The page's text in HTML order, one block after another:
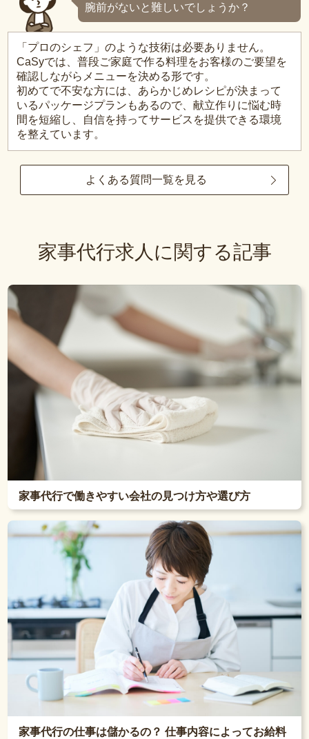
腕前がないと難しいでしょうか？
「プロのシェフ」のような技術は必要ありません。
CaSyでは、普段ご家庭で作る料理をお客様のご要望を
確認しながらメニューを決める形です。
初めてで不安な方には、あらかじめレシピが決まって
いるパッケージプランもあるので、献立作りに悩む時
間を短縮し、自信を持ってサービスを提供できる環境
を整えています。
よくある質問一覧を見る
家事代行求人に関する記事
家事代行で働きやすい会社の見つけ方や選び方
家事代行の仕事は儲かるの？ 仕事内容によってお給料